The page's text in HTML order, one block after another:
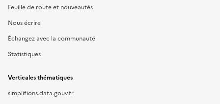
Feuille de route et nouveautés
Nous écrire
Échangez avec la communauté
Statistiques
Verticales thématiques
simplifions.data.gouv.fr